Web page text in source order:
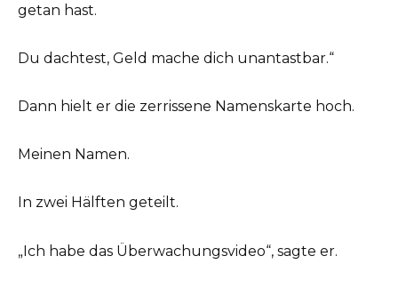
getan hast.
Du dachtest, Geld mache dich unantastbar.“
Dann hielt er die zerrissene Namenskarte hoch.
Meinen Namen.
In zwei Hälften geteilt.
„Ich habe das Überwachungsvideo“, sagte er.